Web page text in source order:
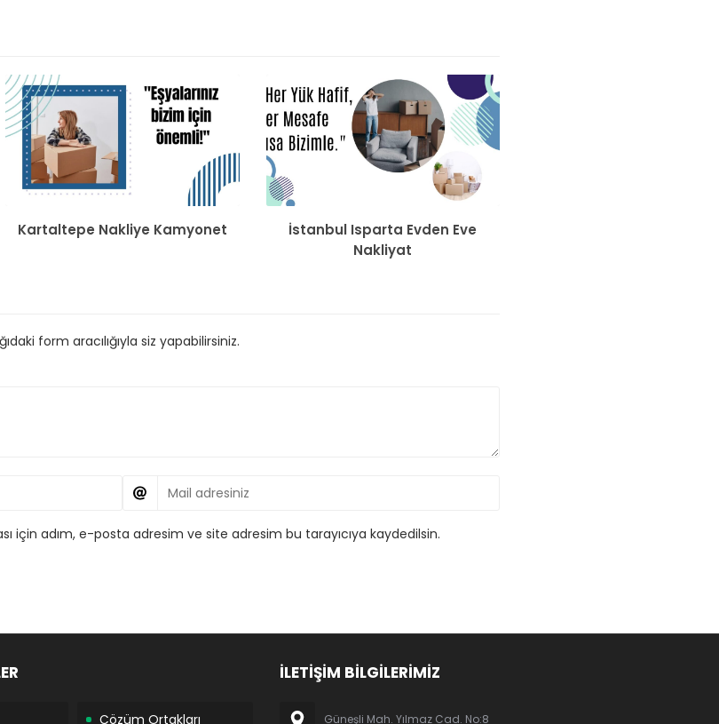
Kartaltepe Nakliye Kamyonet
İstanbul Isparta Evden Eve
Nakliyat
form aracılığıyla siz yapabilirsiniz.
için adım, e-posta adresim ve site adresim bu tarayıcıya kaydedilsin.
Çözüm Ortakları
İLETİŞİM BİLGİLERİMİZ
Güneşli Mah. Yılmaz Cad. No:8